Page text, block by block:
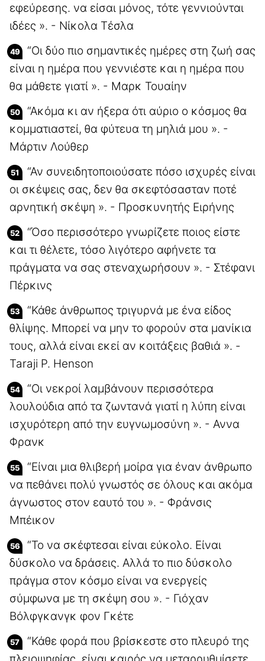
εφεύρεσης. να είσαι μόνος, τότε γεννιούνται
ιδέες ». - Νίκολα Τέσλα
“Οι δύο πιο σημαντικές ημέρες στη ζωή σας
είναι η ημέρα που γεννιέστε και η ημέρα που
θα μάθετε γιατί ». - Μαρκ Τουαίην
“Ακόμα κι αν ήξερα ότι αύριο ο κόσμος θα
κομματιαστεί, θα φύτευα τη μηλιά μου ». -
Μάρτιν Λούθερ
“Αν συνειδητοποιούσατε πόσο ισχυρές είναι
οι σκέψεις σας, δεν θα σκεφτόσασταν ποτέ
αρνητική σκέψη ». - Προσκυνητής Ειρήνης
“Όσο περισσότερο γνωρίζετε ποιος είστε
και τι θέλετε, τόσο λιγότερο αφήνετε τα
πράγματα να σας στεναχωρήσουν ». - Στέφανι
Πέρκινς
“Κάθε άνθρωπος τριγυρνά με ένα είδος
θλίψης. Μπορεί να μην το φορούν στα μανίκια
τους, αλλά είναι εκεί αν κοιτάξεις βαθιά ». -
Taraji P. Henson
“Οι νεκροί λαμβάνουν περισσότερα
λουλούδια από τα ζωντανά γιατί η λύπη είναι
ισχυρότερη από την ευγνωμοσύνη ». - Αννα
Φρανκ
“Είναι μια θλιβερή μοίρα για έναν άνθρωπο
να πεθάνει πολύ γνωστός σε όλους και ακόμα
άγνωστος στον εαυτό του ». - Φράνσις
Μπέικον
“Το να σκέφτεσαι είναι εύκολο. Είναι
δύσκολο να δράσεις. Αλλά το πιο δύσκολο
πράγμα στον κόσμο είναι να ενεργείς
σύμφωνα με τη σκέψη σου ». - Γιόχαν
Βόλφγκανγκ φον Γκέτε
“Κάθε φορά που βρίσκεστε στο πλευρό της